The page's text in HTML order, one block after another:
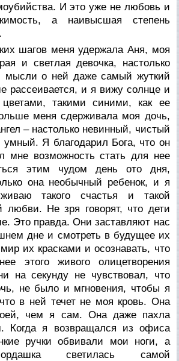
И это уже не любовь и
а наивысшая степень
шагов меня удержала Аня, моя
и светлая девочка, настолько
мысли о ней даже самый жуткий
рассеивается, и я вижу солнце и
такими синими, как ее
меня сдерживала моя дочь,
– настолько невинный, чистый
умный. Я благодарил Бога, что он
мне возможность стать для нее
этим чудом день ото дня,
она необычный ребенок, и я
такого счастья и такой
любви. Не зря говорят, что дети
Это правда. Они заставляют нас
дне и смотреть в будущее их
их красками и осознавать, что
этого живого олицетворения
на секунду не чувствовал, что
не было и мгновения, чтобы я
в ней течет не моя кровь. Она
чем я сам. Она даже пахла
Когда я возвращался из офиса
ручки обвивали мои ноги, а
светилась самой